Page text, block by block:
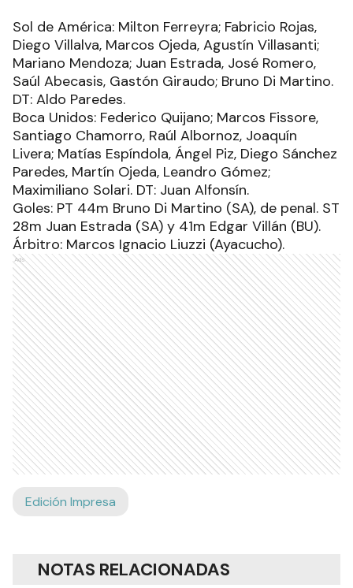
Sol de América: Milton Ferreyra; Fabricio Rojas,
Diego Villalva, Marcos Ojeda, Agustín Villasanti;
Mariano Mendoza; Juan Estrada, José Romero,
Saúl Abecasis, Gastón Giraudo; Bruno Di Martino.
DT: Aldo Paredes.
Boca Unidos: Federico Quijano; Marcos Fissore,
Santiago Chamorro, Raúl Albornoz, Joaquín
Livera; Matías Espíndola, Ángel Piz, Diego Sánchez
Paredes, Martín Ojeda, Leandro Gómez;
Maximiliano Solari. DT: Juan Alfonsín.
Goles: PT 44m Bruno Di Martino (SA), de penal. ST
28m Juan Estrada (SA) y 41m Edgar Villán (BU).
Árbitro: Marcos Ignacio Liuzzi (Ayacucho).
Ads
Edición Impresa
NOTAS RELACIONADAS